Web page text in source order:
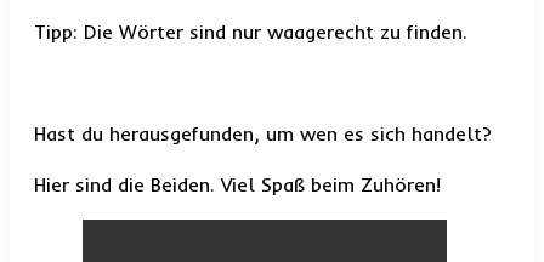
Tipp: Die Wörter sind nur waagerecht zu finden.
Hast du herausgefunden, um wen es sich handelt?
Hier sind die Beiden. Viel Spaß beim Zuhören!